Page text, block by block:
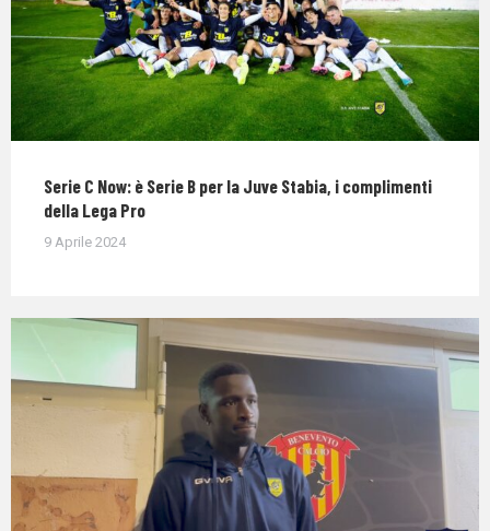
Serie C Now: è Serie B per la Juve Stabia, i complimenti
della Lega Pro
9 Aprile 2024